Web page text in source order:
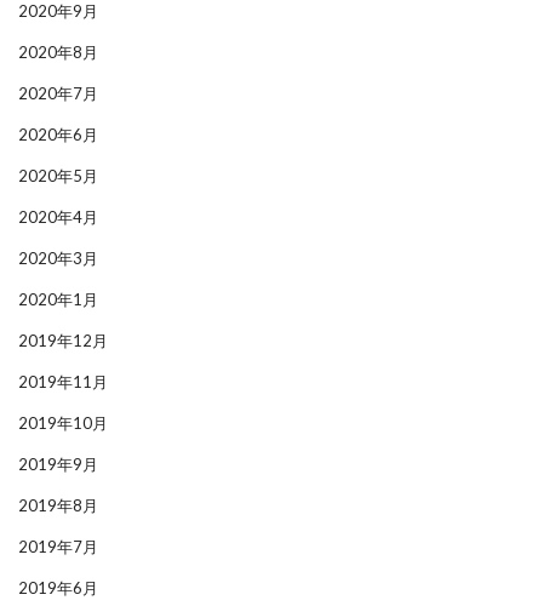
2020年9月
2020年8月
2020年7月
2020年6月
2020年5月
2020年4月
2020年3月
2020年1月
2019年12月
2019年11月
2019年10月
2019年9月
2019年8月
2019年7月
2019年6月